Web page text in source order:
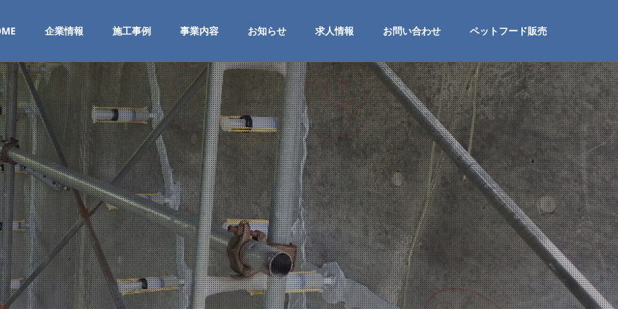
企業情報 施工事例 事業内容 お知らせ 求人情報 お問い合わせ ペットフード販売